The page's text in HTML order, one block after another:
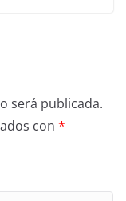
será publicada.
con *